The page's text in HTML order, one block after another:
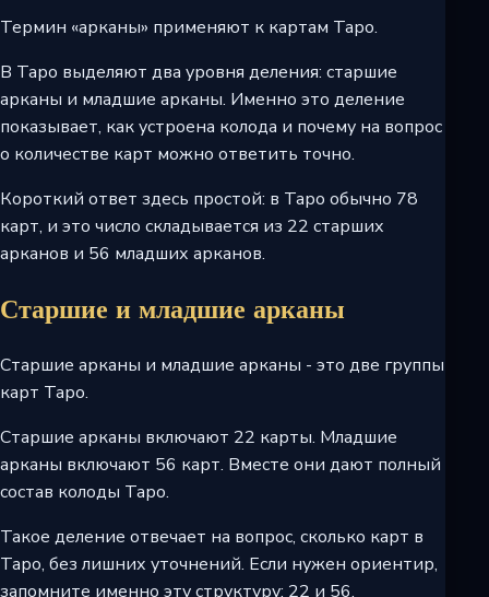
Термин «арканы» применяют к картам Таро.
В Таро выделяют два уровня деления: старшие
арканы и младшие арканы. Именно это деление
показывает, как устроена колода и почему на вопрос
о количестве карт можно ответить точно.
Короткий ответ здесь простой: в Таро обычно 78
карт, и это число складывается из 22 старших
арканов и 56 младших арканов.
Старшие и младшие арканы
Старшие арканы и младшие арканы - это две группы
карт Таро.
Старшие арканы включают 22 карты. Младшие
арканы включают 56 карт. Вместе они дают полный
состав колоды Таро.
Такое деление отвечает на вопрос, сколько карт в
Таро, без лишних уточнений. Если нужен ориентир,
запомните именно эту структуру: 22 и 56.